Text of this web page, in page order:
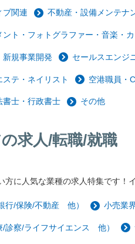
ブ関連 不動産・設備メンテナ
ント・フォトグラファー・音楽・
新規事業開発 セールスエンジ
テ・ネイリスト 空港職員・
書士・行政書士 その他
求人/転職/就職
方に人気な業種の求人特集です！
行/保険/不動産 他） 小売業
/診察/ライフサイエンス 他）